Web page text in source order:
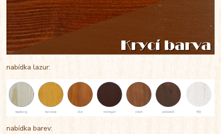
nabídka lazur:
nabídka barev: